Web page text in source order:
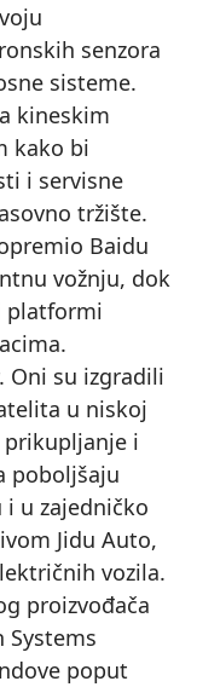
senzora
sisteme.
kineskim
kako bi
i servisne
tržište.
Baidu
vožnju, dok
platformi
Oni su izgradili
u niskoj
i
poboljšaju
i u zajedničko
Jidu Auto,
vozila.
proizvođača
poput